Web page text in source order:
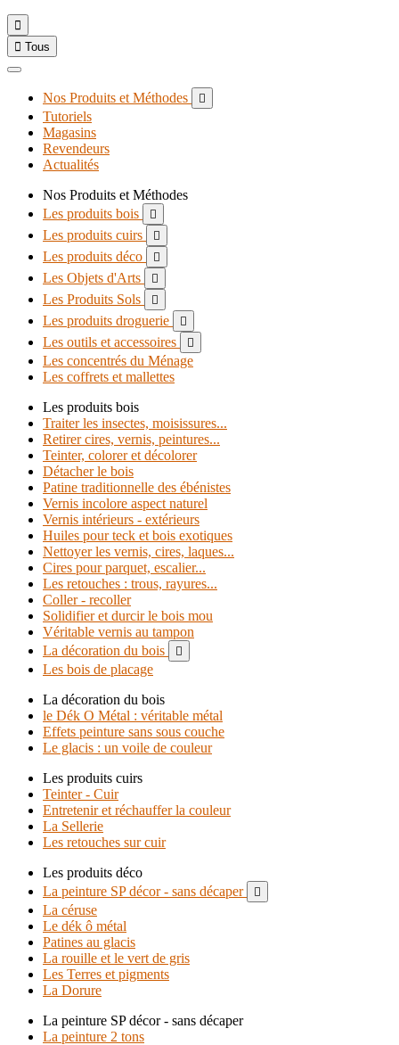

 Tous
Nos Produits et Méthodes 
Tutoriels
Magasins
Revendeurs
Actualités
Nos Produits et Méthodes
Les produits bois

Les produits cuirs 
Les produits déco 
Les Objets d'Arts 
Les Produits Sols 
Les produits droguerie 
Les outils et accessoires 
Les concentrés du Ménage
Les coffrets et mallettes
Les produits bois
Traiter les insectes, moisissures...
Retirer cires, vernis, peintures...
Teinter, colorer et décolorer
Détacher le bois
Patine traditionnelle des ébénistes
Vernis incolore aspect naturel
Vernis intérieurs - extérieurs
Huiles pour teck et bois exotiques
Nettoyer les vernis, cires, laques...
Cires pour parquet, escalier...
Les retouches : trous, rayures...
Coller - recoller
Solidifier et durcir le bois mou
Véritable vernis au tampon
La décoration du bois

Les bois de placage
La décoration du bois
le Dék O Métal : véritable métal
Effets peinture sans sous couche
Le glacis : un voile de couleur
Les produits cuirs
Teinter - Cuir
Entretenir et réchauffer la couleur
La Sellerie
Les retouches sur cuir
Les produits déco
La peinture SP décor - sans décaper

La céruse
Le dék ô métal
Patines au glacis
La rouille et le vert de gris
Les Terres et pigments
La Dorure
La peinture SP décor - sans décaper
La peinture 2 tons